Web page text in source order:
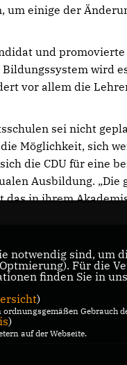
um einige der
und
Bildungssystem wird
vor allem die
sei nicht
Möglichkeit, sich
die CDU für eine
Ausbildung.
in ihrem
notwendig sind,
Für die
finden Sie in
)
Gebrauch
)
auf der Webseite.